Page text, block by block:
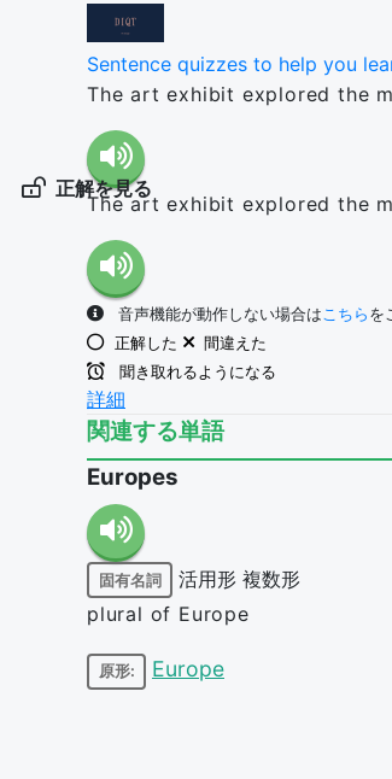
Sentence quizzes to help you
The art exhibit explored the
正解を見る
The art exhibit explored the
音声機能が動作しない場合はこちら を
正解した
間違えた
聞き取れるようになる
詳細
関連する単語
Europes
固有名詞 活用形 複数形
plural of Europe
原形: Europe